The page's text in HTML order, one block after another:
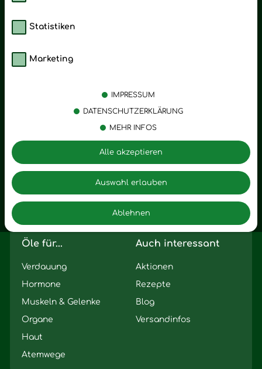
Statistiken
Marketing
IMPRESSUM
DATENSCHUTZERKLÄRUNG
MEHR INFOS
Ablehnen
Auswahl erlauben
Alle akzeptieren
Zuhause
Stress
Entspannung
Trauer
Romantik
Motivation
Seelischer Schlag
Öle für...
Verdauung
Hormone
Muskeln & Gelenke
Organe
Haut
Atemwege
Auch interessant
Aktionen
Rezepte
Blog
Versandinfos